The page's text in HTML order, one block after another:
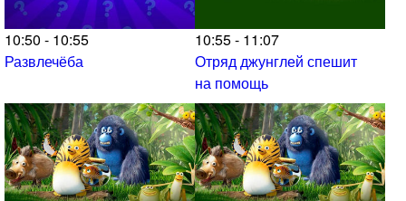
10:50 - 10:55
Развлечёба
10:55 - 11:07
Отряд джунглей спешит
на помощь